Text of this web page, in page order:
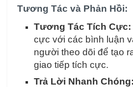
Tương Tác và Phản Hồi:
Tương Tác Tích Cực:
cực với các bình luận
người theo dõi để tạo
giao tiếp tích cực.
Trả Lời Nhanh Chóng: